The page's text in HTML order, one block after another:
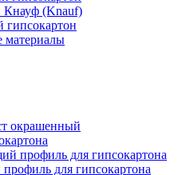
Кнауф (Knauf)
гипсокартон
материалы
окрашенный
профиль для гипсокартона
для гипсокартона